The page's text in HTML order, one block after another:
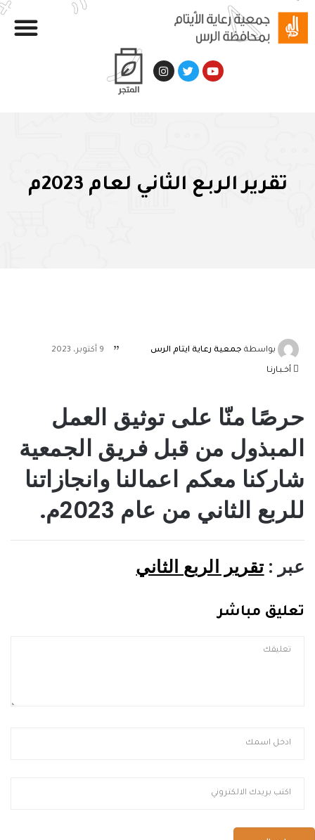
تقرير الربع الثاني لعام 2023م
بواسطة جمعية رعاية ايتام الرس
أخـبـارنـا
حرصًا منّا على توثيق العمل
المبذول من قبل فريق الجمعية
شاركنا معكم اعمالنا وانجازاتنا
للربع الثاني من عام 2023م.
عبر :تقرير الربع الثاني
تعليق مباشر